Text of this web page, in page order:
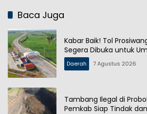
Baca Juga
Kabar Baik! Tol
Segera Dibuka untuk
Daerah 7 Agustus 2026
Tambang Ilegal di
Pemkab Siap Tindak